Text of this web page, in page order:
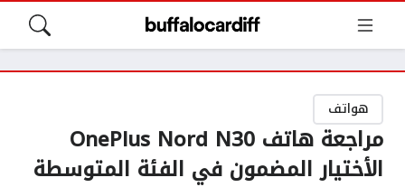
هواتف
مراجعة هاتف OnePlus Nord N30
الأختيار المضمون في الفئة المتوسطة